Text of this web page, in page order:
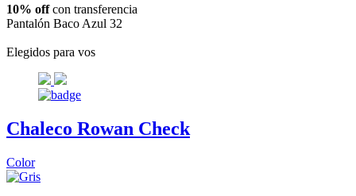
10% offcon transferencia
Pantalón Baco Azul 32
Elegidos para vos
Chaleco Rowan Check
Color